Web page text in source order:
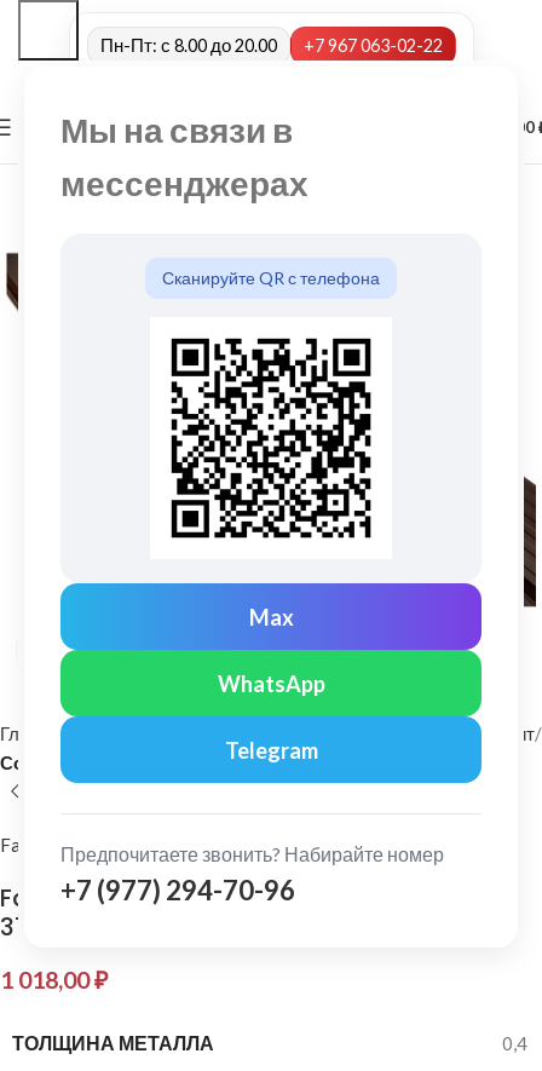
Мы на связи в
мессенджерах
Сканируйте QR с телефона
Max
WhatsApp
Telegram
Предпочитаете звонить? Набирайте номер
+7 (977) 294-70-96
Пн-Пт: с 8.00 до 20.00 +7 967 063-02-22
МЕНЮ 0,00
Нажмите, чтобы увеличить
Главная
Металлический сайдинг и софит
Софит
FarAcs
FarAcs: Софит с центральной перфорацией
375х3000мм RAL8017
1 018,00₽
ТОЛЩИНА МЕТАЛЛА 0,4